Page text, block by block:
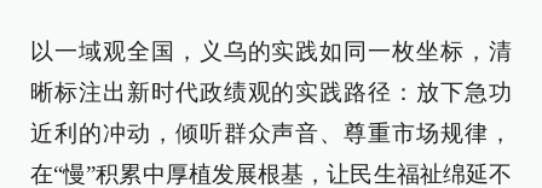
以一域观全国，义乌的实践如同一枚坐标，清
晰标注出新时代政绩观的实践路径：放下急功
近利的冲动，倾听群众声音、尊重市场规律，
在“慢”积累中厚植发展根基，让民生福祉绵延不